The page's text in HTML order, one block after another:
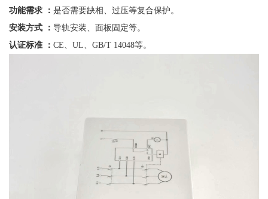
功能需求
： 是否需要缺相、过压等复合保护。
安装方式
： 导轨安装、面板固定等。
认证标准
： CE、UL、GB/T 14048等。